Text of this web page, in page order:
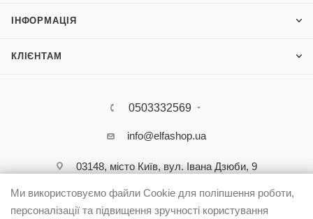
ІНФОРМАЦІЯ
КЛІЄНТАМ
0503332569
info@elfashop.ua
03148, місто Київ, вул. Івана Дзюби, 9
Ми використовуємо файли Cookie для поліпшення роботи,
персоналізації та підвищення зручності користування